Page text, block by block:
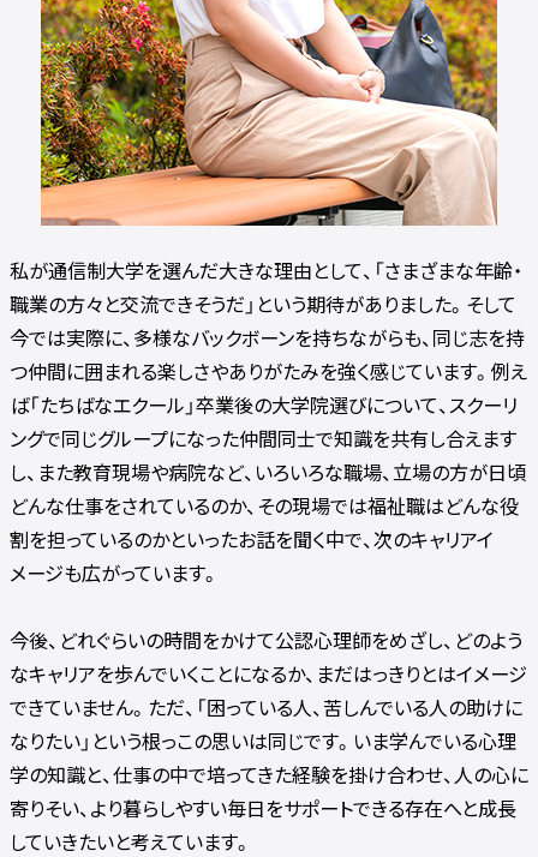
私が通信制大学を選んだ大きな理由として、「さまざまな年齢・
職業の方々と交流できそうだ」という期待がありました。そして
今では実際に、多様なバックボーンを持ちながらも、同じ志を持
つ仲間に囲まれる楽しさやありがたみを強く感じています。例え
ば「たちばなエクール」卒業後の大学院選びについて、スクーリ
ングで同じグループになった仲間同士で知識を共有し合えます
し、また教育現場や病院など、いろいろな職場、立場の方が日頃
どんな仕事をされているのか、その現場では福祉職はどんな役
割を担っているのかといったお話を聞く中で、次のキャリアイ
メージも広がっています。
今後、どれぐらいの時間をかけて公認心理師をめざし、どのよう
なキャリアを歩んでいくことになるか、まだはっきりとはイメージ
できていません。ただ、「困っている人、苦しんでいる人の助けに
なりたい」という根っこの思いは同じです。いま学んでいる心理
学の知識と、仕事の中で培ってきた経験を掛け合わせ、人の心に
寄りそい、より暮らしやすい毎日をサポートできる存在へと成長
していきたいと考えています。